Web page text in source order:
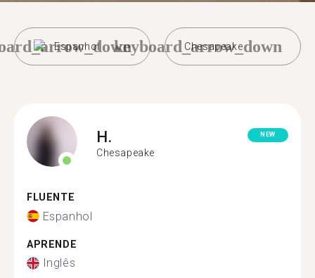
Espanhol Chesapeake
keyboard_arrow_down
H.
Chesapeake
NEW
FLUENTE
Espanhol
APRENDE
Inglês